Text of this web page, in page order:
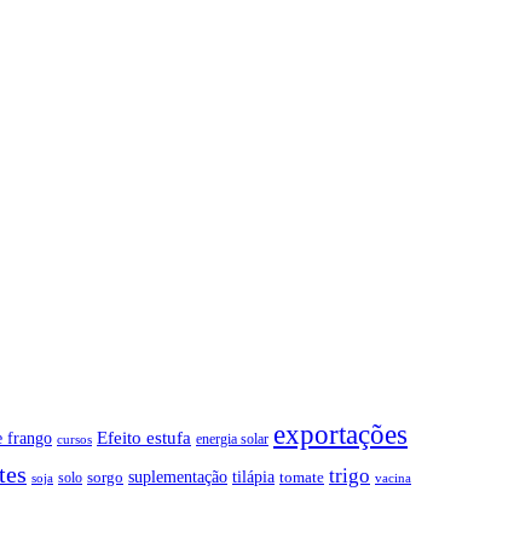
frango cursos Efeito estufa energia solar exportações
soja solo sorgo suplementação tilápia tomate trigo vacina